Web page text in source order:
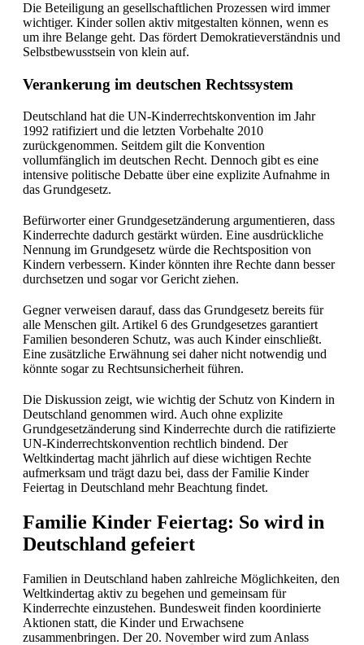
Die Beteiligung an gesellschaftlichen Prozessen wird immer
wichtiger. Kinder sollen aktiv mitgestalten können, wenn es
um ihre Belange geht. Das fördert Demokratieverständnis und
Selbstbewusstsein von klein auf.
Verankerung im deutschen Rechtssystem
Deutschland hat die UN-Kinderrechtskonvention im Jahr
1992 ratifiziert und die letzten Vorbehalte 2010
zurückgenommen. Seitdem gilt die Konvention
vollumfänglich im deutschen Recht. Dennoch gibt es eine
intensive politische Debatte über eine explizite Aufnahme in
das Grundgesetz.
Befürworter einer Grundgesetzänderung argumentieren, dass
Kinderrechte dadurch gestärkt würden. Eine ausdrückliche
Nennung im Grundgesetz würde die Rechtsposition von
Kindern verbessern. Kinder könnten ihre Rechte dann besser
durchsetzen und sogar vor Gericht ziehen.
Gegner verweisen darauf, dass das Grundgesetz bereits für
alle Menschen gilt. Artikel 6 des Grundgesetzes garantiert
Familien besonderen Schutz, was auch Kinder einschließt.
Eine zusätzliche Erwähnung sei daher nicht notwendig und
könnte sogar zu Rechtsunsicherheit führen.
Die Diskussion zeigt, wie wichtig der Schutz von Kindern in
Deutschland genommen wird. Auch ohne explizite
Grundgesetzänderung sind Kinderrechte durch die ratifizierte
UN-Kinderrechtskonvention rechtlich bindend. Der
Weltkindertag macht jährlich auf diese wichtigen Rechte
aufmerksam und trägt dazu bei, dass der Familie Kinder
Feiertag in Deutschland mehr Beachtung findet.
Familie Kinder Feiertag: So wird in
Deutschland gefeiert
Familien in Deutschland haben zahlreiche Möglichkeiten, den
Weltkindertag aktiv zu begehen und gemeinsam für
Kinderrechte einzustehen. Bundesweit finden koordinierte
Aktionen statt, die Kinder und Erwachsene
zusammenbringen. Der 20. November wird zum Anlass